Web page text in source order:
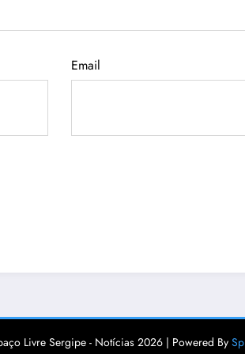
Email
Livre Sergipe - Notícias 2026 | Powered By